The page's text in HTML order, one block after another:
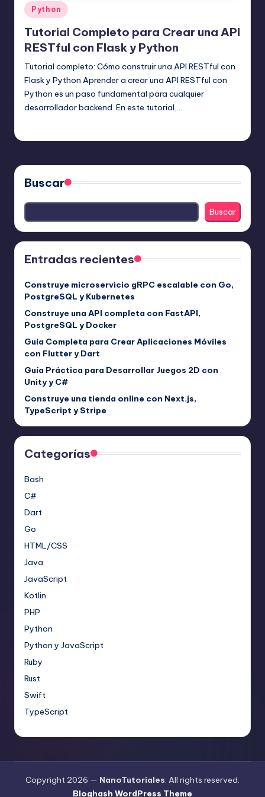
Publicado
en
Python
Tutorial Completo para Crear una API
RESTful con Flask y Python
Tutorial completo: Cómo construir una API RESTful con
Flask y Python Aprender a crear una API RESTful con
Python es un paso fundamental para cualquier
desarrollador backend. En este tutorial,…
Buscar
Buscar
Entradas recientes
Construye microservicio gRPC escalable con Go,
PostgreSQL y Kubernetes
Construye una API completa con FastAPI,
PostgreSQL y Docker
Guía Completa para Crear Aplicaciones Móviles
con Flutter y Dart
Guía Práctica para Desarrollar Juegos 2D con
Unity y C#
Construye una tienda online con Next.js,
TypeScript y Stripe
Categorías
Bash
C#
Dart
Go
HTML/CSS
Java
JavaScript
Kotlin
PHP
Python
Python y JavaScript
Ruby
Rust
Swift
TypeScript
Copyright 2026 — NanoTutoriales. All rights reserved.
Bloghash WordPress Theme